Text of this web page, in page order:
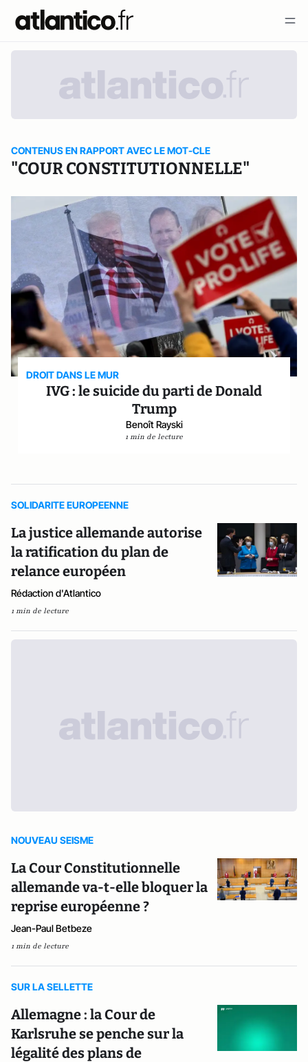
CONTENUS EN RAPPORT AVEC LE MOT-CLE
"COUR CONSTITUTIONNELLE"
DROIT DANS LE MUR
IVG : le suicide du parti de Donald
Trump
Benoît Rayski
1 min de lecture
SOLIDARITE EUROPEENNE
La justice allemande autorise
la ratification du plan de
relance européen
Rédaction d'Atlantico
1 min de lecture
NOUVEAU SEISME
La Cour Constitutionnelle
allemande va-t-elle bloquer la
reprise européenne ?
Jean-Paul Betbeze
1 min de lecture
SUR LA SELLETTE
Allemagne : la Cour de
Karlsruhe se penche sur la
légalité des plans de